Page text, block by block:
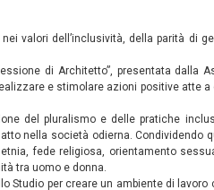
valori dell’inclusività, della parità di
di Architetto”, presentata dalla
e stimolare azioni positive atte
del pluralismo e delle pratiche
nella società odierna. Condividendo
fede religiosa, orientamento
tra uomo e donna.
Studio per creare un ambiente di